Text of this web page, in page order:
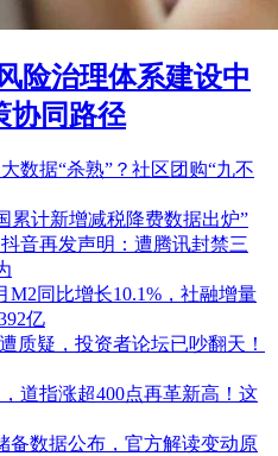
险治理体系建设中
协同路径
数据“杀熟”？社区团购“九不
累计新增减税降费数据出炉”
音再发声明：遭腾讯封禁三
M2同比增长10.1%，社融增量
亿
质疑，投资者论坛已吵翻天！
道指涨超400点再革新高！这
备数据公布，官方解读变动原